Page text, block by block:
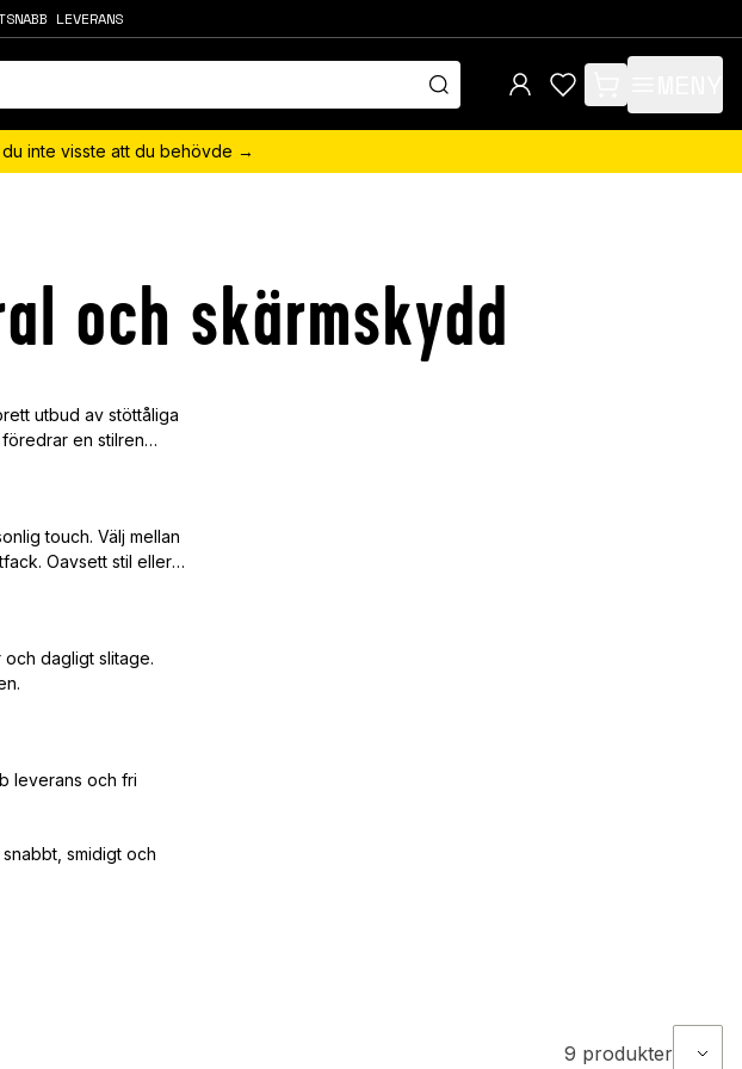
LEVERANS
items in cart, view
inte visste att du behövde →
och skärmskydd
utbud av stöttåliga
en stilren
touch. Välj mellan
Oavsett stil eller
dagligt slitage.
leverans och fri
smidigt och
9 produkter